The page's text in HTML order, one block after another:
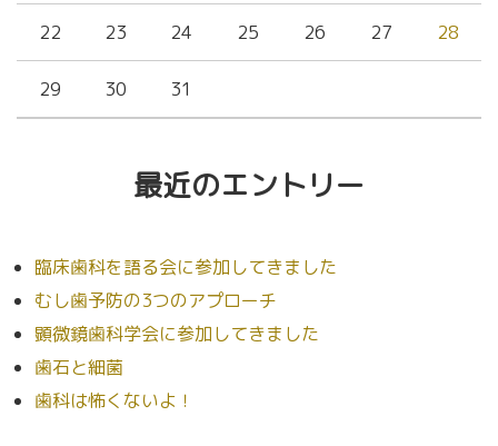
22 23 24 25 26 27 28
29 30 31
最近のエントリー
臨床歯科を語る会に参加してきました
むし歯予防の3つのアプローチ
顕微鏡歯科学会に参加してきました
歯石と細菌
歯科は怖くないよ！